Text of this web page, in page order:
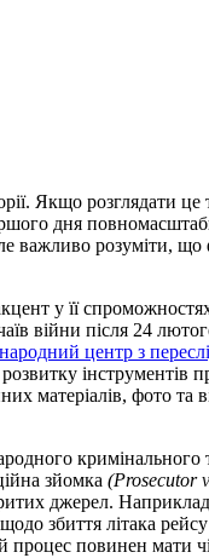
Якщо розглядати це
дня
важливо розуміти,
у її
війни після 24
центр з
інструментів
матеріалів, фото
зйомка (Prosecutor
джерел.
збиття літака
повинен мати